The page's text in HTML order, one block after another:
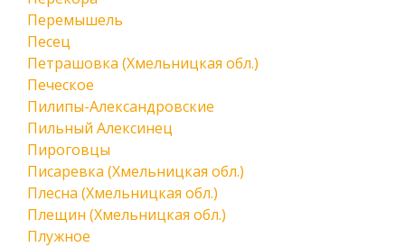
Перемышель
Песец
Петрашовка (Хмельницкая обл.)
Печеское
Пилипы-Александровские
Пильный Алексинец
Пироговцы
Писаревка (Хмельницкая обл.)
Плесна (Хмельницкая обл.)
Плещин (Хмельницкая обл.)
Плужное